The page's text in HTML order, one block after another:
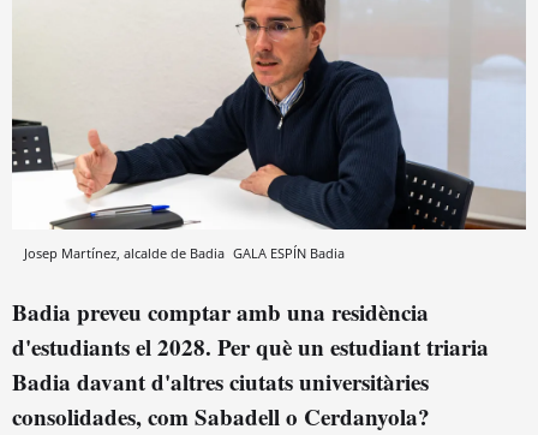
Josep Martínez, alcalde de Badia GALA ESPÍN Badia
Badia preveu comptar amb una residència
d'estudiants el 2028. Per què un estudiant triaria
Badia davant d'altres ciutats universitàries
consolidades, com Sabadell o Cerdanyola?